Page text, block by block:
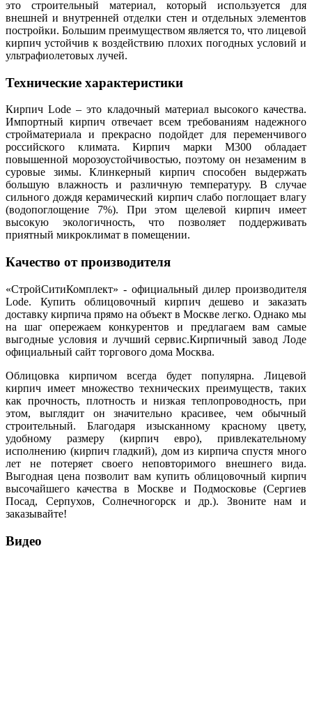
это строительный материал, который используется для
внешней и внутренней отделки стен и отдельных элементов
постройки. Большим преимуществом является то, что лицевой
кирпич устойчив к воздействию плохих погодных условий и
ультрафиолетовых лучей.
Технические характеристики
Кирпич Lode – это кладочный материал высокого качества.
Импортный кирпич отвечает всем требованиям надежного
стройматериала и прекрасно подойдет для переменчивого
российского климата. Кирпич марки М300 обладает
повышенной морозоустойчивостью, поэтому он незаменим в
суровые зимы. Клинкерный кирпич способен выдержать
большую влажность и различную температуру. В случае
сильного дождя керамический кирпич слабо поглощает влагу
(водопоглощение 7%). При этом щелевой кирпич имеет
высокую экологичность, что позволяет поддерживать
приятный микроклимат в помещении.
Качество от производителя
«СтройСитиКомплект» - официальный дилер производителя
Lode. Купить облицовочный кирпич дешево и заказать
доставку кирпича прямо на объект в Москве легко. Однако мы
на шаг опережаем конкурентов и предлагаем вам самые
выгодные условия и лучший сервис.Кирпичный завод Лоде
официальный сайт торгового дома Москва.
Облицовка кирпичом всегда будет популярна. Лицевой
кирпич имеет множество технических преимуществ, таких
как прочность, плотность и низкая теплопроводность, при
этом, выглядит он значительно красивее, чем обычный
строительный. Благодаря изысканному красному цвету,
удобному размеру (кирпич евро), привлекательному
исполнению (кирпич гладкий), дом из кирпича спустя много
лет не потеряет своего неповторимого внешнего вида.
Выгодная цена позволит вам купить облицовочный кирпич
высочайшего качества в Москве и Подмосковье (Сергиев
Посад, Серпухов, Солнечногорск и др.). Звоните нам и
заказывайте!
Видео